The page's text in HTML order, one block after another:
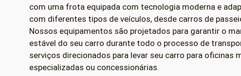
com uma frota equipada com tecnologia moderna e
com diferentes tipos de veículos, desde carros de
Nossos equipamentos são projetados para garantir o
estável do seu carro durante todo o processo de
serviços direcionados para levar seu carro para oficinas
especializadas ou concessionárias.